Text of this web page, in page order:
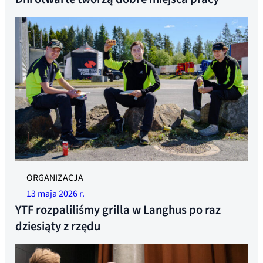
ORGANIZACJA
13 maja 2026 r.
YTF rozpaliliśmy grilla w Langhus po raz
dziesiąty z rzędu